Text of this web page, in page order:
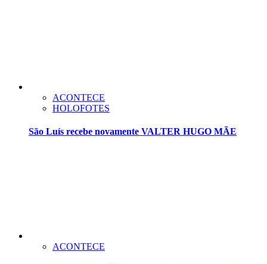
ACONTECE
HOLOFOTES
São Luís recebe novamente VALTER HUGO MÃE
ACONTECE